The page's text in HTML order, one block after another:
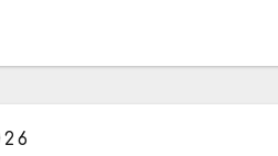
- Terminé de 19h à 19h